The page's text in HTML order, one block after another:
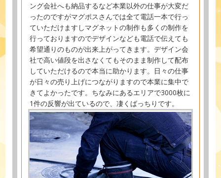
ング会社へも納品するなど本業以外の仕事が大変だ
ったのですがマグポスさんでは全て電話一本で行っ
ていただけますしマグネットの制作も多くの制作を
行っておりますのでデザインなども電話で伝えても
希望通りのものが出来上がってきます。デザイン会
社で高い値段を出さなくてもそのまま制作して配布
していただけるので本当に助かります。日々の仕事
が日々の売り上げにつながりますので本業に集中で
きてよかったです。ちなみにあるエリアで3000枚に
1件の反響が出ているので、凄くばっちりです。